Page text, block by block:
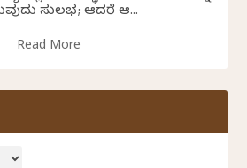
ಸುಲಭ; ಆದರೆ ಆ...
Read More